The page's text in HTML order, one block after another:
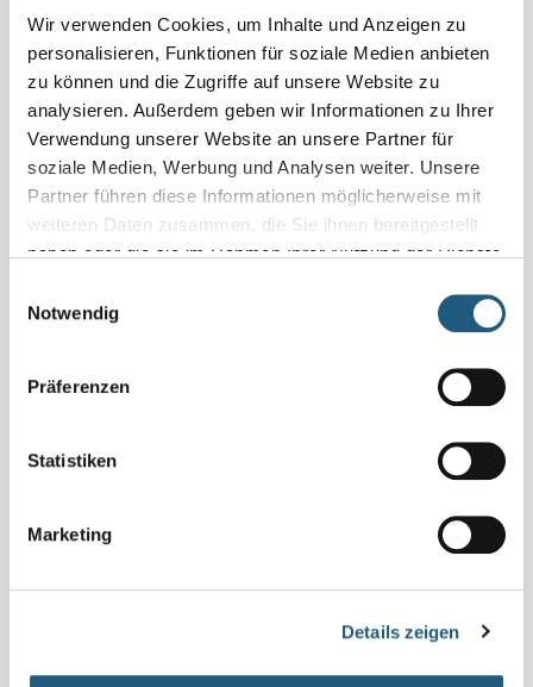
Wir verwenden Cookies, um Inhalte und Anzeigen zu
personalisieren, Funktionen für soziale Medien anbieten
zu können und die Zugriffe auf unsere Website zu
analysieren. Außerdem geben wir Informationen zu Ihrer
Verwendung unserer Website an unsere Partner für
soziale Medien, Werbung und Analysen weiter. Unsere
Partner führen diese Informationen möglicherweise mit
weiteren Daten zusammen, die Sie ihnen bereitgestellt
haben oder die sie im Rahmen Ihrer Nutzung der Dienste
Notwendig
Präferenzen
Statistiken
Marketing
Details zeigen
Christiopherunshof, Werkstätten Altengesees, Altengesees
29, 07368 Remptendorf
Termine
08.11.2025 • 11:00 Uhr
Veranstaltung verpasst?
Schauen Sie unter „Naturpark-Erlebnisse und -Angebote“
und vereinbaren Sie Ihr Naturerlebnis für sich und Ihre
direkt mit den Veranstaltenden.
Region
Anmeldung